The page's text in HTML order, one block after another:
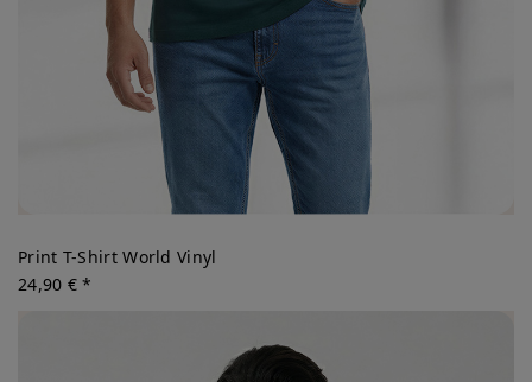
Print T-Shirt World Vinyl
24,90 € *